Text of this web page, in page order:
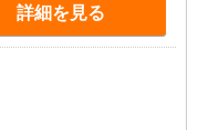
詳細を見る